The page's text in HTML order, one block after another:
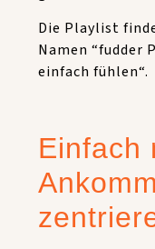
Die Playlist
Namen “fudder
einfach fühlen“.
Einfach